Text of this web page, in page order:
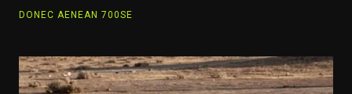
DONEC AENEAN 700SE